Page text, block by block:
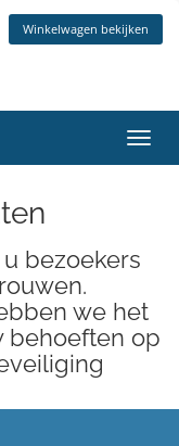
Winkelwagen bekijken
in-/
bezoekers
we het
behoeften op